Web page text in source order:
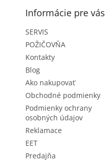
Informácie pre vás
SERVIS
POŽIČOVŇA
Kontakty
Blog
Ako nakupovať
Obchodné podmienky
Podmienky ochrany
osobných údajov
Reklamace
EET
Predajňa